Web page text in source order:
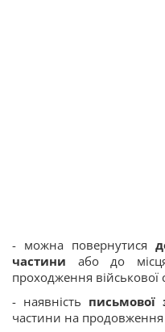
- можна повернутися
частини або до
проходження військової
- наявність письмової
частини на продовження